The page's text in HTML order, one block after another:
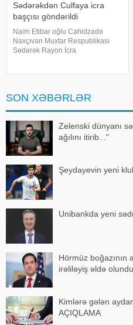
Sədərəkdən Culfaya icra
başçısı göndərildi
Naim Etibar oğlu Cahidzadə
Naxçıvan Muxtar Respublikası
Sədərək Rayon İcra
Dövlət başçısının digə
SON XƏBƏRLƏR
Zelenski dünyanı
ağılını itirib..."
Şeydayevin yeni
Unibankda yeni
Hörmüz boğazının
irəliləyiş əldə olundu
Kimlərə gələn
AÇIQLAMA